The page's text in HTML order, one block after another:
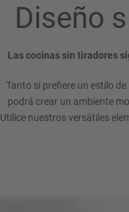
Diseño
Las cocinas sin tiradores
Tanto si prefiere un estilo
podrá crear un ambiente
Utilice nuestros versátiles